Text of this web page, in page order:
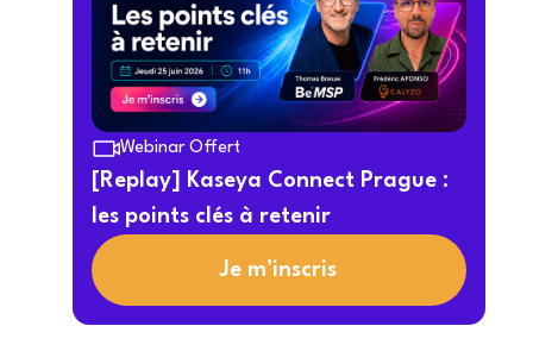
Webinar Offert
[Replay] Kaseya Connect Prague :
les points clés à retenir
Je m’inscris